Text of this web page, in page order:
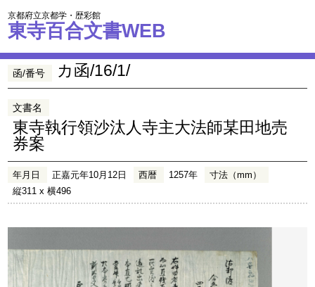
京都府立京都学・歴彩館
東寺百合文書WEB
函/番号 カ函/16/1/
文書名
東寺執行領沙汰人寺主大法師某田地売
券案
年月日 正嘉元年10月12日 西暦 1257年
寸法（mm）
縦311 x 横496